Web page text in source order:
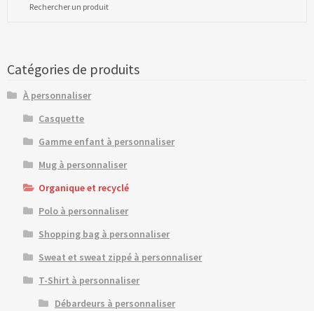
Catégories de produits
À personnaliser
Casquette
Gamme enfant à personnaliser
Mug à personnaliser
Organique et recyclé
Polo à personnaliser
Shopping bag à personnaliser
Sweat et sweat zippé à personnaliser
T-Shirt à personnaliser
Débardeurs à personnaliser